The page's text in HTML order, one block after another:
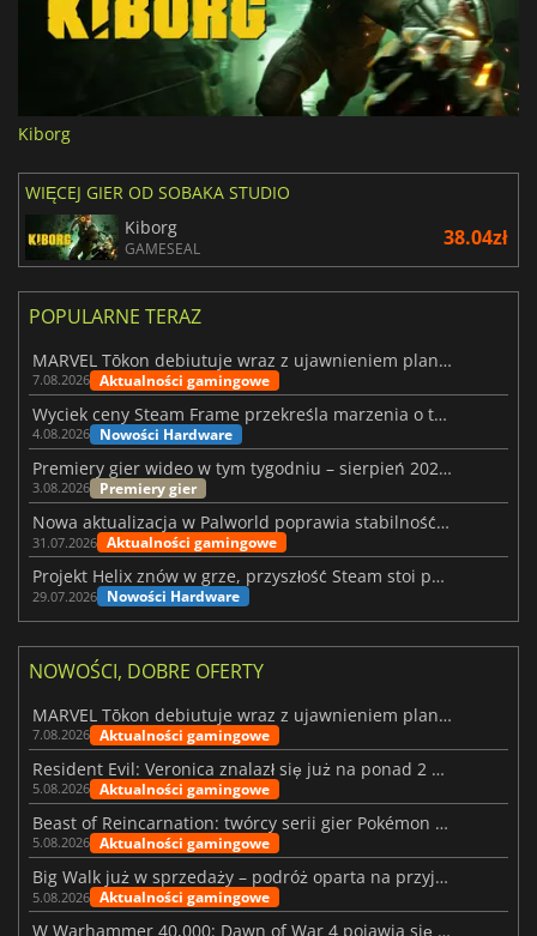
Kiborg
WIĘCEJ GIER OD SOBAKA STUDIO
Kiborg
GAMESEAL 38.04zł
POPULARNE TERAZ
MARVEL Tōkon debiutuje wraz z ujawnieniem planu rozwoju na pierwszy rok
7.08.2026 Aktualności gamingowe
Wyciek ceny Steam Frame przekreśla marzenia o tanim zestawie VR
4.08.2026 Nowości Hardware
Premiery gier wideo w tym tygodniu – sierpień 2026 r. (32. tydzień)
3.08.2026 Premiery gier
Nowa aktualizacja w Palworld poprawia stabilność Sunreach i walk z bossami
31.07.2026 Aktualności gamingowe
Projekt Helix znów w grze, przyszłość Steam stoi pod znakiem zapytania
29.07.2026 Nowości Hardware
NOWOŚCI, DOBRE OFERTY
MARVEL Tōkon debiutuje wraz z ujawnieniem planu rozwoju na pierwszy rok
7.08.2026 Aktualności gamingowe
Resident Evil: Veronica znalazł się już na ponad 2 milionach list życzeń
5.08.2026 Aktualności gamingowe
Beast of Reincarnation: twórcy serii gier Pokémon wkraczają na nową ścieżkę
5.08.2026 Aktualności gamingowe
Big Walk już w sprzedaży – podróż oparta na przyjaźni
5.08.2026 Aktualności gamingowe
W Warhammer 40,000: Dawn of War 4 pojawia się frakcja Nekronów